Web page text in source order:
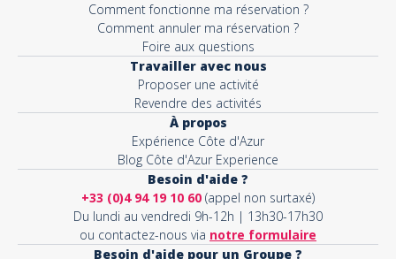
Comment fonctionne ma réservation ?
Comment annuler ma réservation ?
Foire aux questions
Travailler avec nous
Proposer une activité
Revendre des activités
À propos
Expérience Côte d'Azur
Blog Côte d'Azur Experience
Besoin d'aide ?
+33 (0)4 94 19 10 60 (appel non surtaxé)
Du lundi au vendredi 9h-12h | 13h30-17h30
ou contactez-nous via notre formulaire
Besoin d'aide pour un Groupe ?